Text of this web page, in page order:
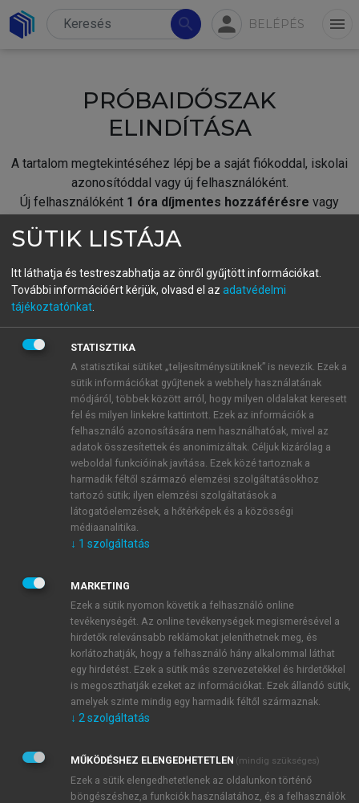
search person BELÉPÉS menu
PRÓBAIDŐSZAK
ELINDÍTÁSA
A tartalom megtekintéséhez lépj be a saját fiókoddal, iskolai
azonosítóddal vagy új felhasználóként.
Új felhasználóként 1 óra díjmentes hozzáférésre vagy
fiókoddal,vagy hozz létre új fiókot.
A regisztráció után apróbaidőszakautomatikusan
BELÉPÉS SAJÁT FIÓKKAL
ÚJ FIÓK LÉTREHOZÁSA
1 óra díjmentes hozzáférés
E-MAIL-CÍM
JELSZÓ
JELSZÓ ÚJRA
Kérek értesítést a MeRSZ újdonságairól, akcióiról.
Kérek értesítést az Akadémiai Kiadó Zrt. újdonságairól,
Adatkezelési tájékoztatóbanfoglaltakat tudomásul
veszem és elfogadom.
Általános vásárlási feltételeket, valamint a szotar.netés a
SÜTIK LISTÁJA
Itt láthatja és testreszabhatja az önről gyűjtött információkat.
További információért kérjük, olvasd el az adatvédelmi
tájékoztatónkat
STATISZTIKA
A statisztikai sütiket „teljesítménysütiknek” is nevezik. Ezek a
sütik információkat gyűjtenek a webhely használatának
módjáról, többek között arról, hogy milyen oldalakat keresett
fel és milyen linkekre kattintott. Ezek az információk a
felhasználó azonosítására nem használhatóak, mivel az
adatok összesítettek és anonimizáltak. Céljuk kizárólag a
weboldal funkcióinak javítása. Ezek közé tartoznak a
harmadik féltől származó elemzési szolgáltatásokhoz
tartozó sütik; ilyen elemzési szolgáltatások a
látogatóelemzések, a hőtérképek és a közösségi
médiaanalitika.
↓ 1 szolgáltatás
MARKETING
Ezek a sütik nyomon követik a felhasználó online
tevékenységét. Az online tevékenységek megismerésével a
hirdetők relevánsabb reklámokat jeleníthetnek meg, és
korlátozhatják, hogy a felhasználó hány alkalommal láthat
egy hirdetést. Ezek a sütik más szervezetekkel és hirdetőkkel
is megoszthatják ezeket az információkat. Ezek állandó sütik,
amelyek szinte mindig egy harmadik féltől származnak.
↓ 2 szolgáltatás
MŰKÖDÉSHEZ ELENGEDHETETLEN (mindig szükséges)
Ezek a sütik elengedhetetlenek az oldalunkon történő
böngészéshez,a funkciók használatához, és a felhasználók